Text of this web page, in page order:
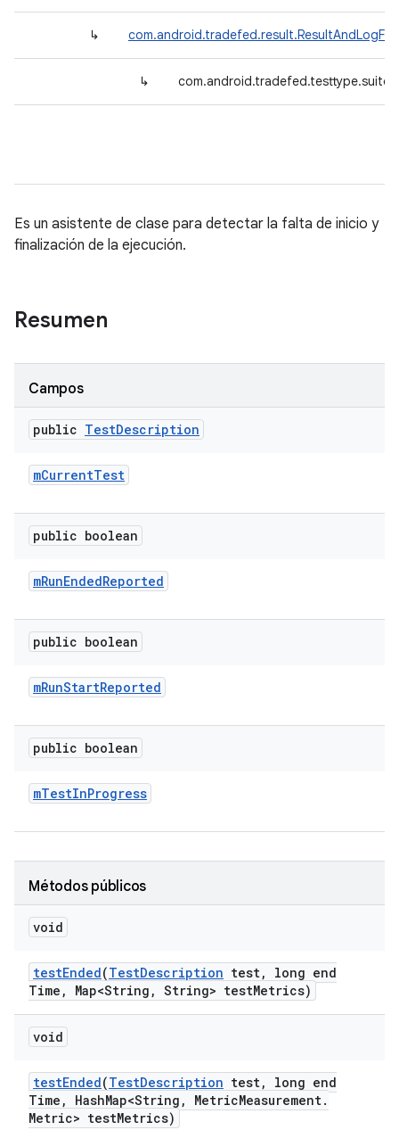
↳
↳
Es un asistente de clase para detectar la falta de inicio y
finalización de la ejecución.
Resumen
Campos
public TestDescription
mCurrentTest
public boolean
mRunEndedReported
public boolean
mRunStartReported
public boolean
mTestInProgress
Métodos públicos
void
testEnded(TestDescription test,
long end
Time , Map<String , String> testMetrics)
void
testEnded(TestDescription test,
long end
Time , HashMap<String , MetricMeasurement.
Metric> testMetrics)